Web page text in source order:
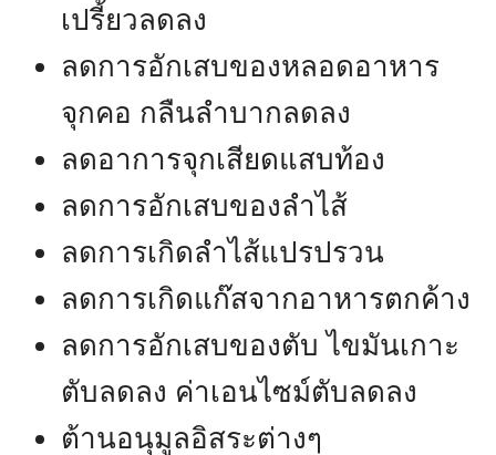
เปรี้ยวลดลง
ลดการอักเสบของหลอดอาหาร
จุกคอ กลืนลำบากลดลง
ลดอาการจุกเสียดแสบท้อง
ลดการอักเสบของลำไส้
ลดการเกิดลำไส้แปรปรวน
ลดการเกิดแก๊สจากอาหารตกค้าง
ลดการอักเสบของตับ ไขมันเกาะ
ตับลดลง ค่าเอนไซม์ตับลดลง
ต้านอนุมูลอิสระต่างๆ